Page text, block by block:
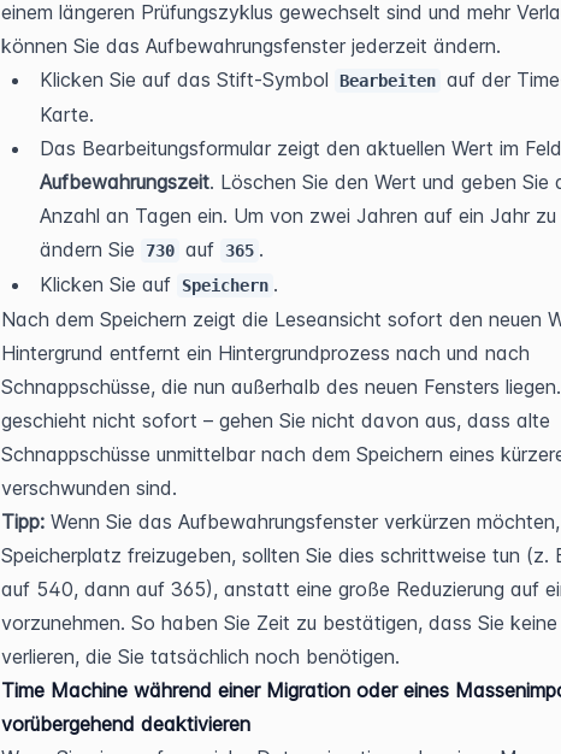
einem längeren Prüfungszyklus gewechselt sind und mehr
können Sie das Aufbewahrungsfenster jederzeit ändern.
Klicken Sie auf das Stift-Symbol
Bearbeiten auf der
Karte.
Aufbewahrungszeit. Löschen Sie den Wert und geben Sie
Anzahl an Tagen ein. Um von zwei Jahren auf ein Jahr zu
ändern Sie
730 auf 365 .
Klicken Sie auf
Speichern .
Nach dem Speichern zeigt die Leseansicht sofort den neuen
Hintergrund entfernt ein Hintergrundprozess nach und nach
Schnappschüsse, die nun außerhalb des neuen Fensters
geschieht nicht sofort – gehen Sie nicht davon aus, dass alte
Schnappschüsse unmittelbar nach dem Speichern eines
verschwunden sind.
Tipp: Wenn Sie das Aufbewahrungsfenster verkürzen
Speicherplatz freizugeben, sollten Sie dies schrittweise tun (z.
auf 540, dann auf 365), anstatt eine große Reduzierung auf
vorzunehmen. So haben Sie Zeit zu bestätigen, dass Sie
verlieren, die Sie tatsächlich noch benötigen.
Time Machine während einer Migration oder eines
vorübergehend deaktivieren